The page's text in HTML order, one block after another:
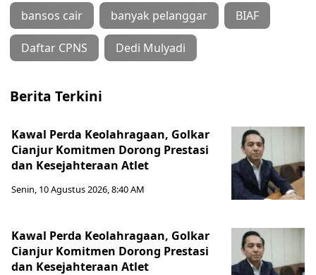
bansos cair banyak pelanggar BIAF
Daftar CPNS Dedi Mulyadi
Berita Terkini
Kawal Perda Keolahragaan, Golkar
Cianjur Komitmen Dorong Prestasi
dan Kesejahteraan Atlet
Senin, 10 Agustus 2026, 8:40 AM
Kawal Perda Keolahragaan, Golkar
Cianjur Komitmen Dorong Prestasi
dan Kesejahteraan Atlet